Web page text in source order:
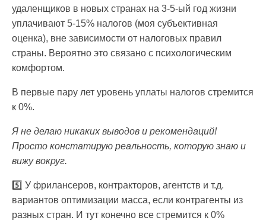
удаленщиков в новых странах на 3-5-ый год жизни
уплачивают 5-15% налогов (моя субъективная
оценка), вне зависимости от налоговых правил
страны. Вероятно это связано с психологическим
комфортом.
В первые пару лет уровень уплаты налогов стремится
к 0%.
Я не делаю никаких выводов и рекомендаций!
Просто констатирую реальность, которую знаю и
вижу вокруг.
5️⃣ У фрилансеров, контракторов, агентств и т.д.
вариантов оптимизации масса, если контрагенты из
разных стран. И тут конечно все стремится к 0%